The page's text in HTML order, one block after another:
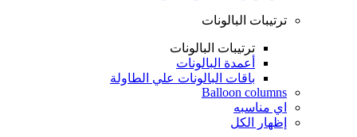
ترتيبات البالونات
ترتيبات البالونات
أعمدة البالونات
باقات البالونات علي الطاولة
Balloon columns
اي مناسبه
إظهار الكل